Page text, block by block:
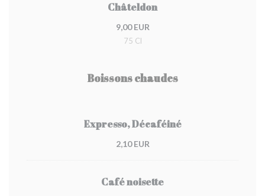
Châteldon
9,00 EUR
75 Cl
Boissons chaudes
Expresso, Décaféiné
2,10 EUR
Café noisette